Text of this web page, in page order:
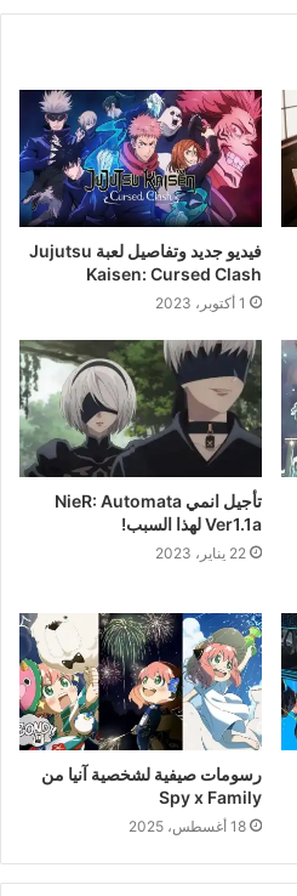
فيديو جديد وتفاصيل لعبة Jujutsu
Kaisen: Cursed Clash
1 أكتوبر، 2023
تأجيل انمي NieR: Automata
Ver1.1a لهذا السبب!
22 يناير، 2023
رسومات صيفية لشخصية آنيا من
Spy x Family
18 أغسطس، 2025